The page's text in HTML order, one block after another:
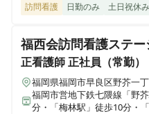
訪問看護 日勤のみ 土日祝休み
福西会訪問看護ステ
正看護師正社員（常勤）
福岡県福岡市早良区野芥一
福岡市営地下鉄七隈線「野
分・「梅林駅」徒歩10分・